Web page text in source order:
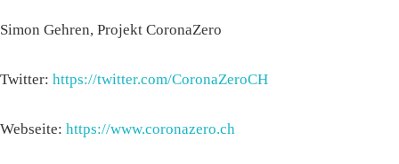
Simon Gehren, Projekt CoronaZero
Twitter: https://twitter.com/CoronaZeroCH
Webseite: https://www.coronazero.ch